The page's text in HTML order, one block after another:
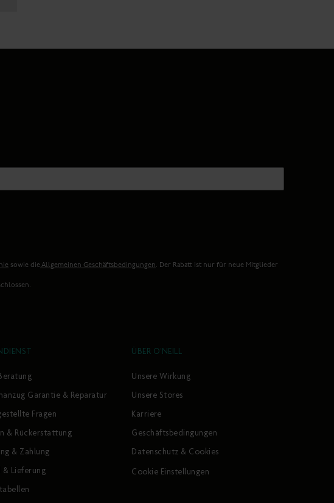
sowie dieAllgemeinen Geschäftsbedingungen. Der Rabatt ist nur für neue Mitglieder
Garantie & Reparatur
Fragen
& Rückerstattung
& Zahlung
& Lieferung
ÜBER O'NEILL
Unsere Wirkung
Unsere Stores
Karriere
Geschäftsbedingungen
Datenschutz & Cookies
Cookie Einstellungen